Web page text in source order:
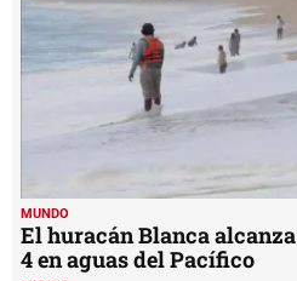
MUNDO
El huracán Blanca
4 en aguas del Pacífico